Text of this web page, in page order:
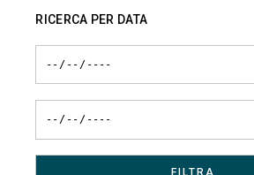
articoli
RICERCA PER DATA